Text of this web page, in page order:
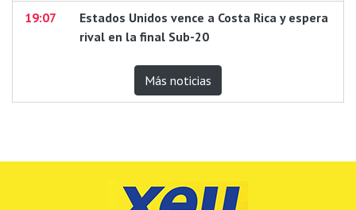
19:07
Estados Unidos vence a Costa Rica y espera
rival en la final Sub-20
Más noticias